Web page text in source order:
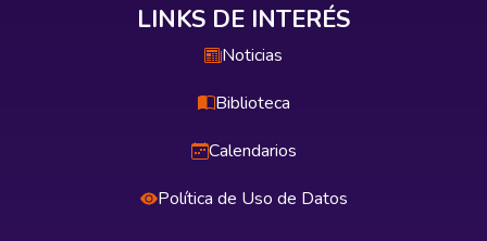
LINKS DE INTERÉS
Noticias
Biblioteca
Calendarios
Política de Uso de Datos